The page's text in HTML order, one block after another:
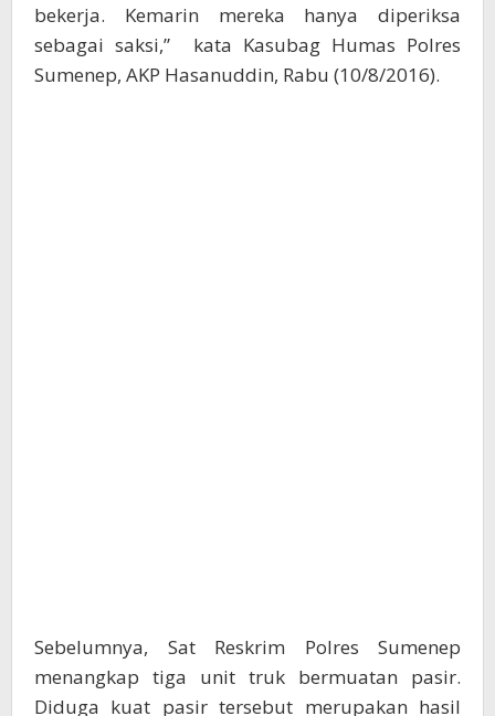
bekerja. Kemarin mereka hanya diperiksa
sebagai saksi,” kata Kasubag Humas Polres
Sumenep, AKP Hasanuddin, Rabu (10/8/2016).
Sebelumnya, Sat Reskrim Polres Sumenep
menangkap tiga unit truk bermuatan pasir.
Diduga kuat pasir tersebut merupakan hasil